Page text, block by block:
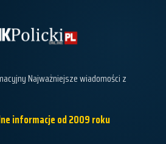
Najważniejsze wiadomości z
informacje od 2009 roku